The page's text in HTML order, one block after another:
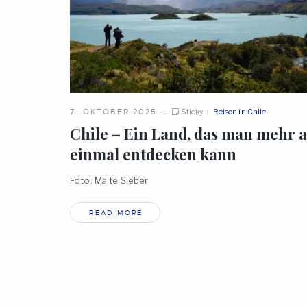
7. OKTOBER 2025 — Sticky Reisen in Chile
Chile – Ein Land, das man mehr
einmal entdecken kann
Foto: Malte Sieber
READ MORE